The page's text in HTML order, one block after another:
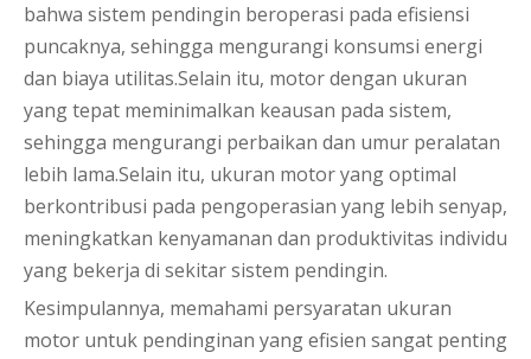
bahwa sistem pendingin beroperasi pada efisiensi
puncaknya, sehingga mengurangi konsumsi energi
dan biaya utilitas.Selain itu, motor dengan ukuran
yang tepat meminimalkan keausan pada sistem,
sehingga mengurangi perbaikan dan umur peralatan
lebih lama.Selain itu, ukuran motor yang optimal
berkontribusi pada pengoperasian yang lebih senyap,
meningkatkan kenyamanan dan produktivitas individu
yang bekerja di sekitar sistem pendingin.
Kesimpulannya, memahami persyaratan ukuran
motor untuk pendinginan yang efisien sangat penting